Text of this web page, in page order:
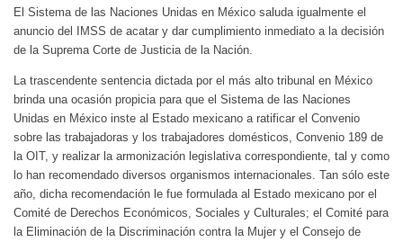
El Sistema de las Naciones Unidas en México saluda igualmente el
anuncio del IMSS de acatar y dar cumplimiento inmediato a la decisión
de la Suprema Corte de Justicia de la Nación.
La trascendente sentencia dictada por el más alto tribunal en México
brinda una ocasión propicia para que el Sistema de las Naciones
Unidas en México inste al Estado mexicano a ratificar el Convenio
sobre las trabajadoras y los trabajadores domésticos, Convenio 189 de
la OIT, y realizar la armonización legislativa correspondiente, tal y como
lo han recomendado diversos organismos internacionales. Tan sólo este
año, dicha recomendación le fue formulada al Estado mexicano por el
Comité de Derechos Económicos, Sociales y Culturales; el Comité para
la Eliminación de la Discriminación contra la Mujer y el Consejo de